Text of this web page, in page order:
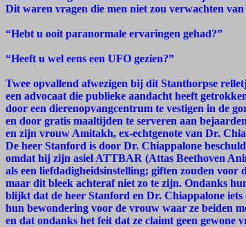
Dit waren vragen die men niet zou verwachten van
“Hebt u ooit paranormale ervaringen gehad?”
“Heeft u wel eens een UFO gezien?”
Twee opvallend afwezigen bij dit Stanthorpse
een advocaat die publieke aandacht heeft
door een dierenopvangcentrum te vestigen in de
en door gratis maaltijden te serveren aan
en zijn vrouw Amitakh, ex-echtgenote van Dr.
De heer Stanford is door Dr. Chiappalone
omdat hij zijn asiel ATTBAR (Attas Beethoven
als een liefdadigheidsinstelling; giften zouden voor
maar dit bleek achteraf niet zo te zijn. Ondanks
blijkt dat de heer Stanford en Dr. Chiappalone iets
hun bewondering voor de vrouw waar ze beiden
en dat ondanks het feit dat ze claimt geen gewone